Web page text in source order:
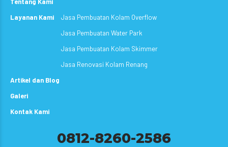
Layanan Kami
Jasa Pembuatan Kolam Overflow
Jasa Pembuatan Water Park
Jasa Pembuatan Kolam Skimmer
Jasa Renovasi Kolam Renang
Artikel dan Blog
Galeri
Kontak Kami
0812-8260-2586